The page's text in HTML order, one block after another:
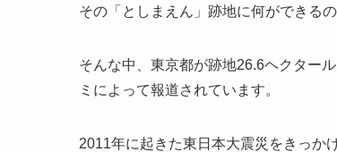
その「としまえん」跡地に何ができる
そんな中、東京都が跡地26.6ヘクター
ミによって報道されています。
2011年に起きた東日本大震災をきっか